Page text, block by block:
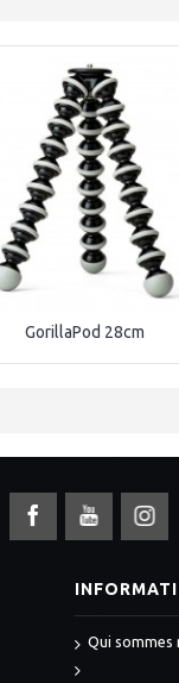
GorillaPod 28cm
Qui sommes